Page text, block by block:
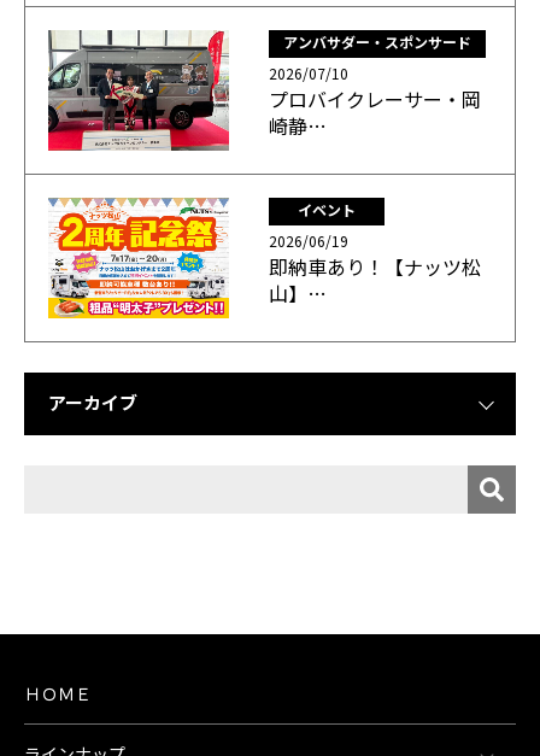
アンバサダー・スポンサード
2026/07/10
プロバイクレーサー・岡
崎静…
イベント
2026/06/19
即納車あり！【ナッツ松
山】…
アーカイブ
ＨＯＭＥ